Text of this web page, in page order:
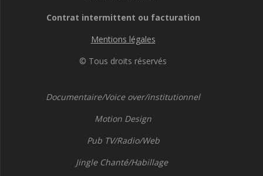
Contrat intermittent ou facturation
Mentions légales
© Tous droits réservés
Documentaire/Voice over/institutionnel
Motion Design
Pub TV/Radio/Web
Jingle Chanté/Habillage